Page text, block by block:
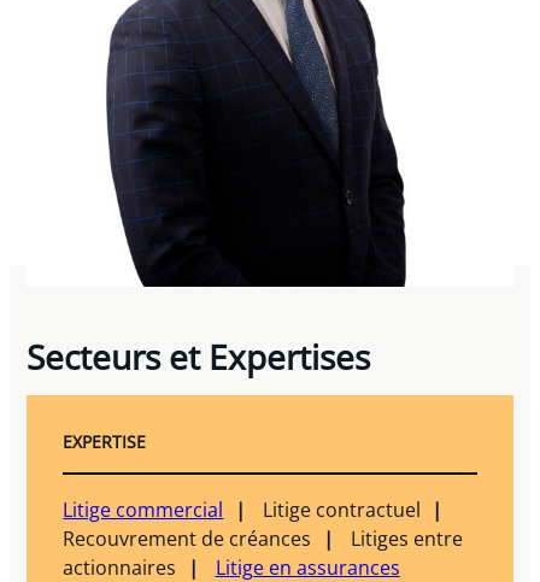
Secteurs et Expertises
EXPERTISE
Litige commercial
Litige contractuel
Recouvrement de créances
Litiges entre
actionnaires
Litige en assurances